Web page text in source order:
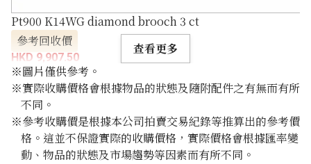
Pt900 K14WG diamond brooch 3 ct
參考回收價
HKD 9,907.50
查看更多
※圖片僅供參考。
※實際收購價格會根據物品的狀態及隨附配件之有無而有所
不同。
※參考收購價是根據本公司拍賣交易紀錄等推算出的參考價
格。這並不保證實際的收購價格，實際價格會根據匯率變
動、物品的狀態及市場趨勢等因素而有所不同。